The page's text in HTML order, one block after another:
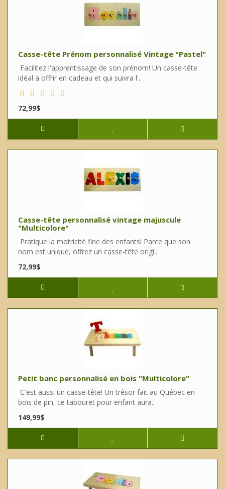
Casse-tête Prénom personnalisé Vintage "Pastel"
Facilitez l'apprentissage de son prénom! Un casse-tête
idéal à offrir en cadeau et qui suivra l'..
72,99$
Casse-tête personnalisé vintage majuscule
"Multicolore"
Pratique la motricité fine des enfants! Parce que son
nom est unique, offrez un casse-tête origi..
72,99$
Petit banc personnalisé en bois "Multicolore"
C'est aussi un casse-tête! Un trésor fait au Québec en
bois de pin, ce tabouret pour enfant aura..
149,99$